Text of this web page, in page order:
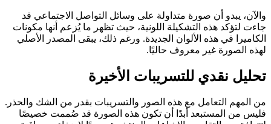
والآن، يبدو أن صورة متداولة على وسائل التواصل الاجتماعي قد
جاءت لتؤكد هذه التشكيلة اللونية، حيث تظهر ما يُزعم أنها مكونات
الكاميرا في هذه الألوان الجديدة. ورغم ذلك، يبقى المصدر الأصلي
لهذه الصورة غير معروف حاليًا.
تحليل نقدي للتسريبات الأخيرة
من المهم التعامل مع هذه الصور والتسريبات بقدر من الشك والحذر.
فليس من المستبعد أبدًا أن تكون هذه الصورة قد صُممت خصيصًا